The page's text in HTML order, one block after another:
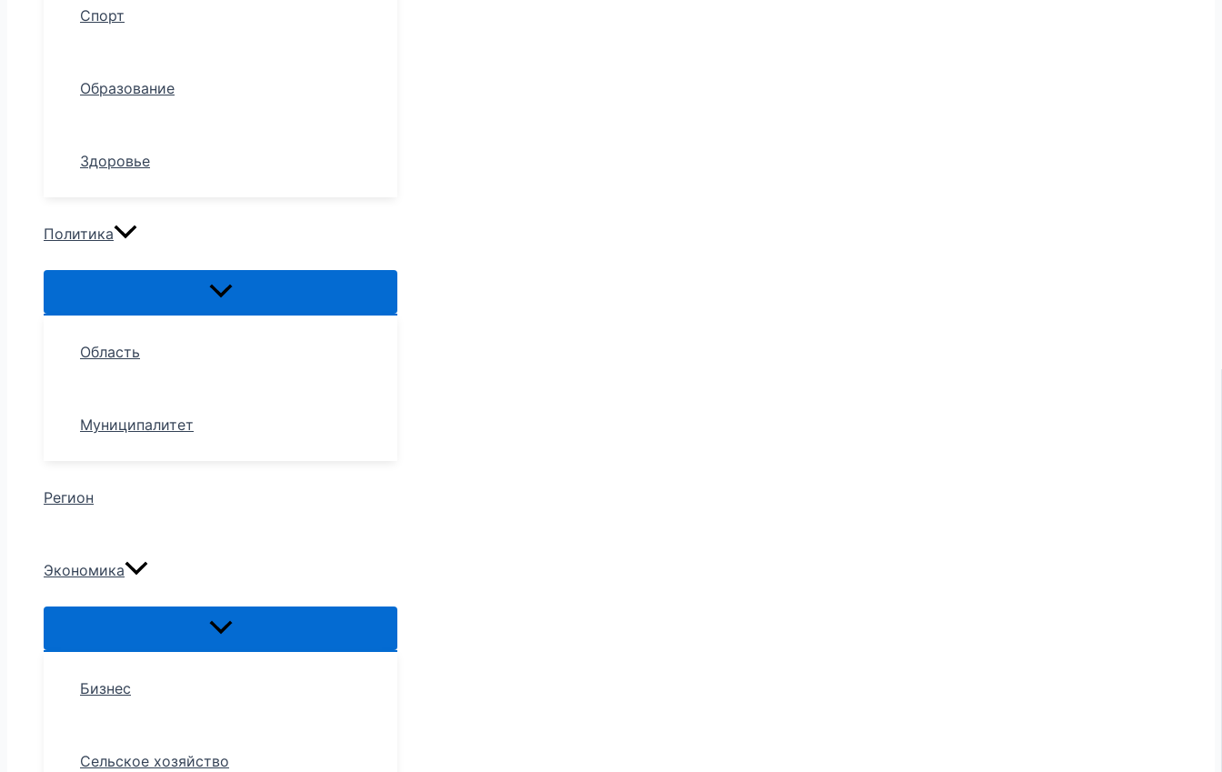
Спорт
Образование
Здоровье
Политика
Область
Муниципалитет
Регион
Экономика
Бизнес
Сельское хозяйство